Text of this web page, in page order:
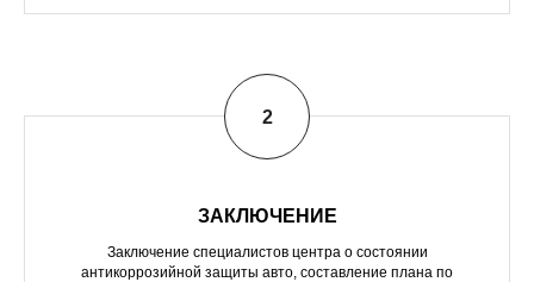
ЗАКЛЮЧЕНИЕ
Заключение специалистов центра о состоянии
антикоррозийной защиты авто, составление плана по